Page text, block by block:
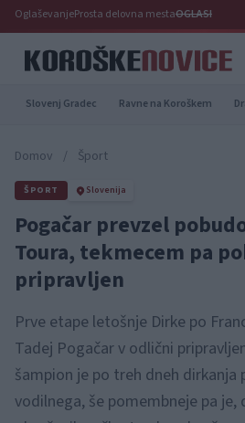
OglaševanjeProsta delovna mestaOGLASI
Slovenj Gradec Ravne na Koroškem
Domov / Šport
ŠPORT Slovenija
Pogačar prevzel
Toura, tekmecem pa
pripravljen
Prve etape letošnje Dirke po
Tadej Pogačar v odlični
šampion je po treh dneh dirkanja
vodilnega, še pomembneje pa je,